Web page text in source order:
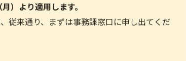
）より適用します。
従来通り、まずは事務課窓口に申し出てくだ